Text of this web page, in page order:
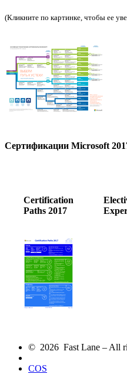
(Кликните по картинке, чтобы ее
Cертификации Microsoft
Certification
Paths 2017
© 2026 Fast Lane – All
COS